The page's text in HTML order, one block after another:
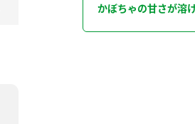
かぼちゃの甘さが溶